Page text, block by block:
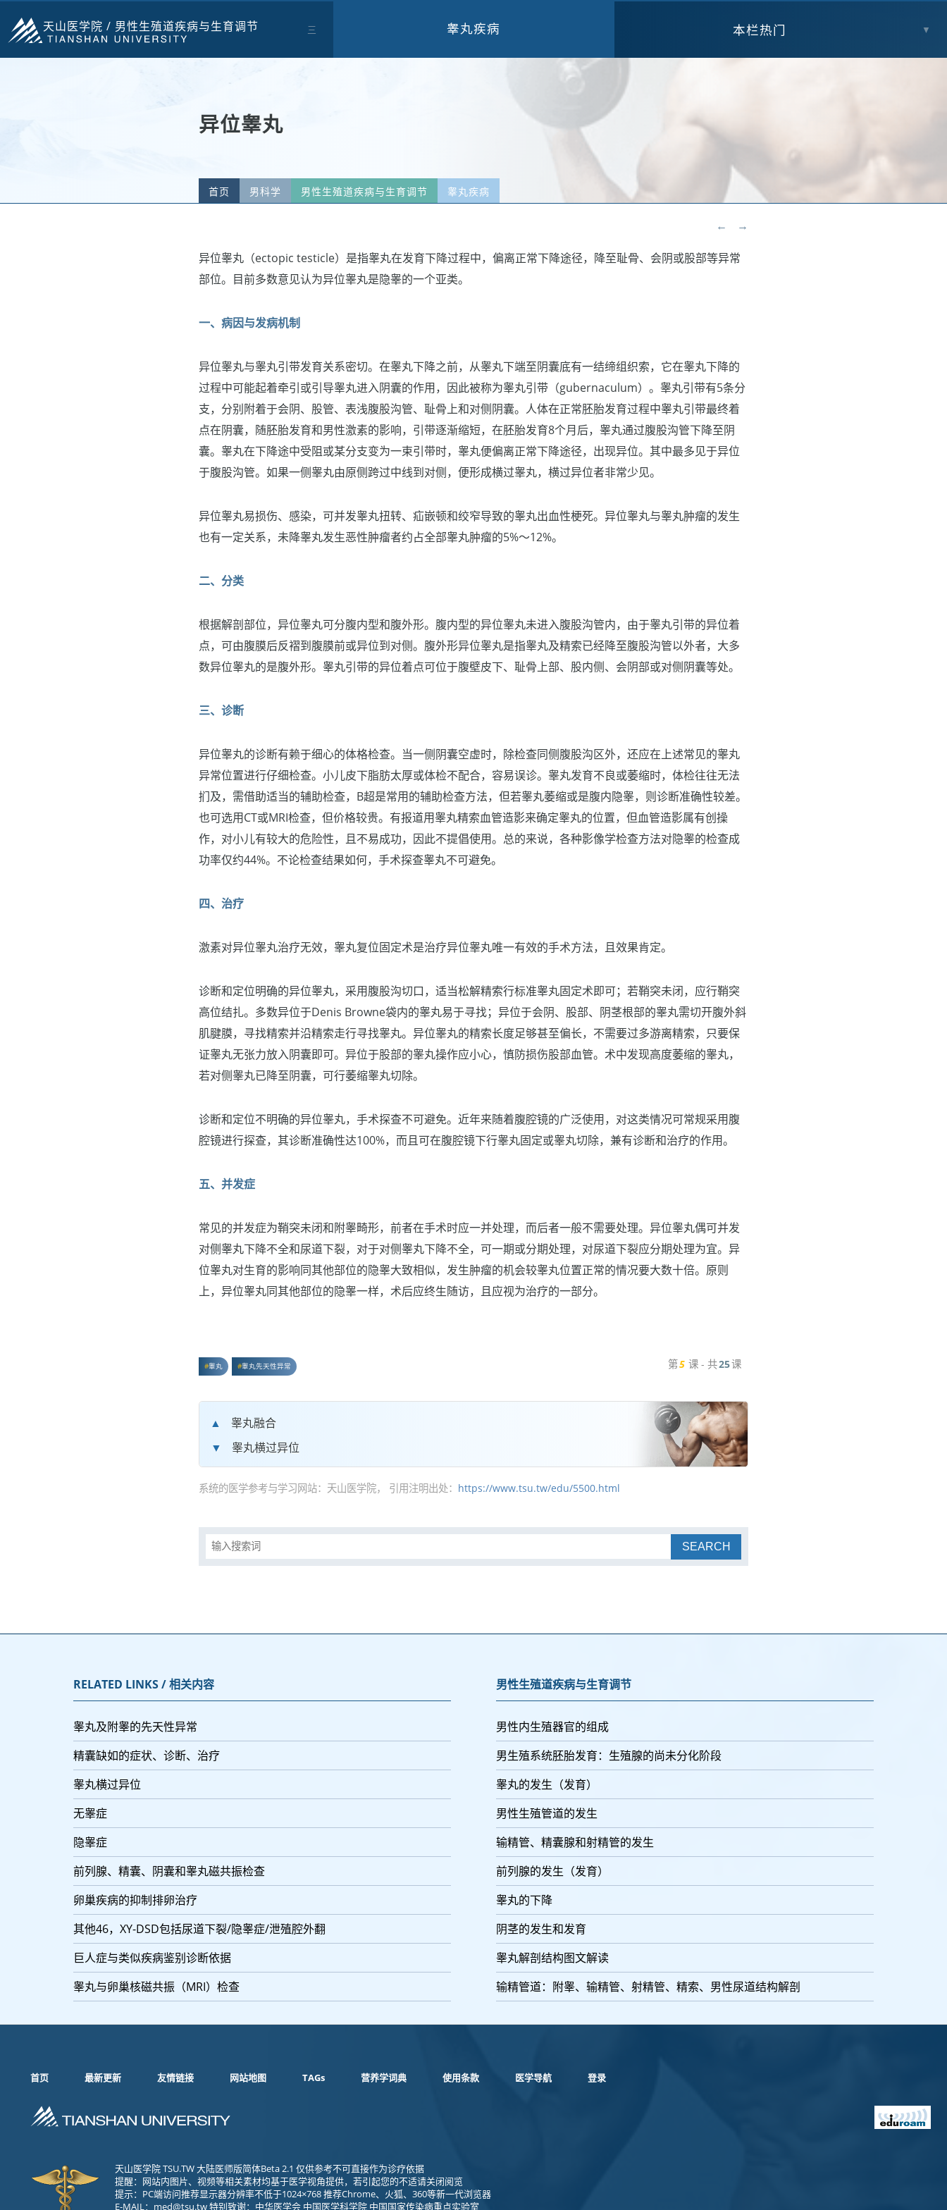
天山医学院 / 男性生殖道疾病与生育调节 三 睾丸疾病 本栏热门 ▼
异位睾丸
首页 男科学 男性生殖道疾病与生育调节 睾丸疾病
← →
异位睾丸（ectopic testicle）是指睾丸在发育下降过程中，偏离正常下降途径，降至耻骨、会阴或股部等异常
部位。目前多数意见认为异位睾丸是隐睾的一个亚类。
一、病因与发病机制
异位睾丸与睾丸引带发育关系密切。在睾丸下降之前，从睾丸下端至阴囊底有一结缔组织索，它在睾丸下降的
过程中可能起着牵引或引导睾丸进入阴囊的作用，因此被称为睾丸引带（gubernaculum）。睾丸引带有5条分
支，分别附着于会阴、股管、表浅腹股沟管、耻骨上和对侧阴囊。人体在正常胚胎发育过程中睾丸引带最终着
点在阴囊，随胚胎发育和男性激素的影响，引带逐渐缩短，在胚胎发育8个月后，睾丸通过腹股沟管下降至阴
囊。睾丸在下降途中受阻或某分支变为一束引带时，睾丸便偏离正常下降途径，出现异位。其中最多见于异位
于腹股沟管。如果一侧睾丸由原侧跨过中线到对侧，便形成横过睾丸，横过异位者非常少见。
异位睾丸易损伤、感染，可并发睾丸扭转、疝嵌顿和绞窄导致的睾丸出血性梗死。异位睾丸与睾丸肿瘤的发生
也有一定关系，未降睾丸发生恶性肿瘤者约占全部睾丸肿瘤的5%～12%。
二、分类
根据解剖部位，异位睾丸可分腹内型和腹外形。腹内型的异位睾丸未进入腹股沟管内，由于睾丸引带的异位着
点，可由腹膜后反褶到腹膜前或异位到对侧。腹外形异位睾丸是指睾丸及精索已经降至腹股沟管以外者，大多
数异位睾丸的是腹外形。睾丸引带的异位着点可位于腹壁皮下、耻骨上部、股内侧、会阴部或对侧阴囊等处。
三、诊断
异位睾丸的诊断有赖于细心的体格检查。当一侧阴囊空虚时，除检查同侧腹股沟区外，还应在上述常见的睾丸
异常位置进行仔细检查。小儿皮下脂肪太厚或体检不配合，容易误诊。睾丸发育不良或萎缩时，体检往往无法
扪及，需借助适当的辅助检查，B超是常用的辅助检查方法，但若睾丸萎缩或是腹内隐睾，则诊断准确性较差。
也可选用CT或MRI检查，但价格较贵。有报道用睾丸精索血管造影来确定睾丸的位置，但血管造影属有创操
作，对小儿有较大的危险性，且不易成功，因此不提倡使用。总的来说，各种影像学检查方法对隐睾的检查成
功率仅约44%。不论检查结果如何，手术探查睾丸不可避免。
四、治疗
激素对异位睾丸治疗无效，睾丸复位固定术是治疗异位睾丸唯一有效的手术方法，且效果肯定。
诊断和定位明确的异位睾丸，采用腹股沟切口，适当松解精索行标准睾丸固定术即可；若鞘突未闭，应行鞘突
高位结扎。多数异位于Denis Browne袋内的睾丸易于寻找；异位于会阴、股部、阴茎根部的睾丸需切开腹外斜
肌腱膜，寻找精索并沿精索走行寻找睾丸。异位睾丸的精索长度足够甚至偏长，不需要过多游离精索，只要保
证睾丸无张力放入阴囊即可。异位于股部的睾丸操作应小心，慎防损伤股部血管。术中发现高度萎缩的睾丸，
若对侧睾丸已降至阴囊，可行萎缩睾丸切除。
诊断和定位不明确的异位睾丸，手术探查不可避免。近年来随着腹腔镜的广泛使用，对这类情况可常规采用腹
腔镜进行探查，其诊断准确性达100%，而且可在腹腔镜下行睾丸固定或睾丸切除，兼有诊断和治疗的作用。
五、并发症
常见的并发症为鞘突未闭和附睾畸形，前者在手术时应一并处理，而后者一般不需要处理。异位睾丸偶可并发
对侧睾丸下降不全和尿道下裂，对于对侧睾丸下降不全，可一期或分期处理，对尿道下裂应分期处理为宜。异
位睾丸对生育的影响同其他部位的隐睾大致相似，发生肿瘤的机会较睾丸位置正常的情况要大数十倍。原则
上，异位睾丸同其他部位的隐睾一样，术后应终生随访，且应视为治疗的一部分。
睾丸 睾丸先天性异常 第5 课 - 共25课
睾丸融合
睾丸横过异位
系统的医学参考与学习网站：天山医学院， 引用注明出处： https://www.tsu.tw/edu/5500.html
SEARCH
RELATED LINKS / 相关内容
睾丸及附睾的先天性异常
精囊缺如的症状、诊断、治疗
睾丸横过异位
无睾症
隐睾症
前列腺、精囊、阴囊和睾丸磁共振检查
卵巢疾病的抑制排卵治疗
其他46，XY-DSD包括尿道下裂/隐睾症/泄殖腔外翻
巨人症与类似疾病鉴别诊断依据
睾丸与卵巢核磁共振（MRI）检查
男性生殖道疾病与生育调节
男性内生殖器官的组成
男生殖系统胚胎发育：生殖腺的尚未分化阶段
睾丸的发生（发育）
男性生殖管道的发生
输精管、精囊腺和射精管的发生
前列腺的发生（发育）
睾丸的下降
阴茎的发生和发育
睾丸解剖结构图文解读
输精管道：附睾、输精管、射精管、精索、男性尿道结构解剖
首页 最新更新 友情链接 网站地图 TAGs 营养学词典 使用条款 医学导航 登录
天山医学院 TSU.TW 大陆医师版简体Beta 2.1 仅供参考不可直接作为诊疗依据
提醒：网站内图片、视频等相关素材均基于医学视角提供，若引起您的不适请关闭阅览
提示：PC端访问推荐显示器分辨率不低于1024×768 推荐Chrome、火狐、360等新一代浏览器
E-MAIL： med@tsu.tw特别致谢：中华医学会 中国医学科学院 中国国家传染病重点实验室